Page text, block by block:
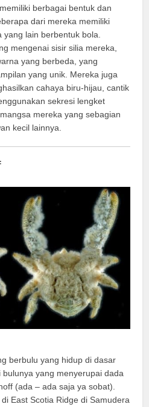
berbagai bentuk dan
dari mereka memiliki
lain berbentuk bola.
mengenai sisir silia mereka,
yang berbeda, yang
yang unik. Mereka juga
cahaya biru-hijau, cantik
sekresi lengket
mereka yang sebagian
kecil lainnya.
berbulu yang hidup di dasar
yang menyerupai dada
(ada – ada saja ya sobat).
East Scotia Ridge di Samudera